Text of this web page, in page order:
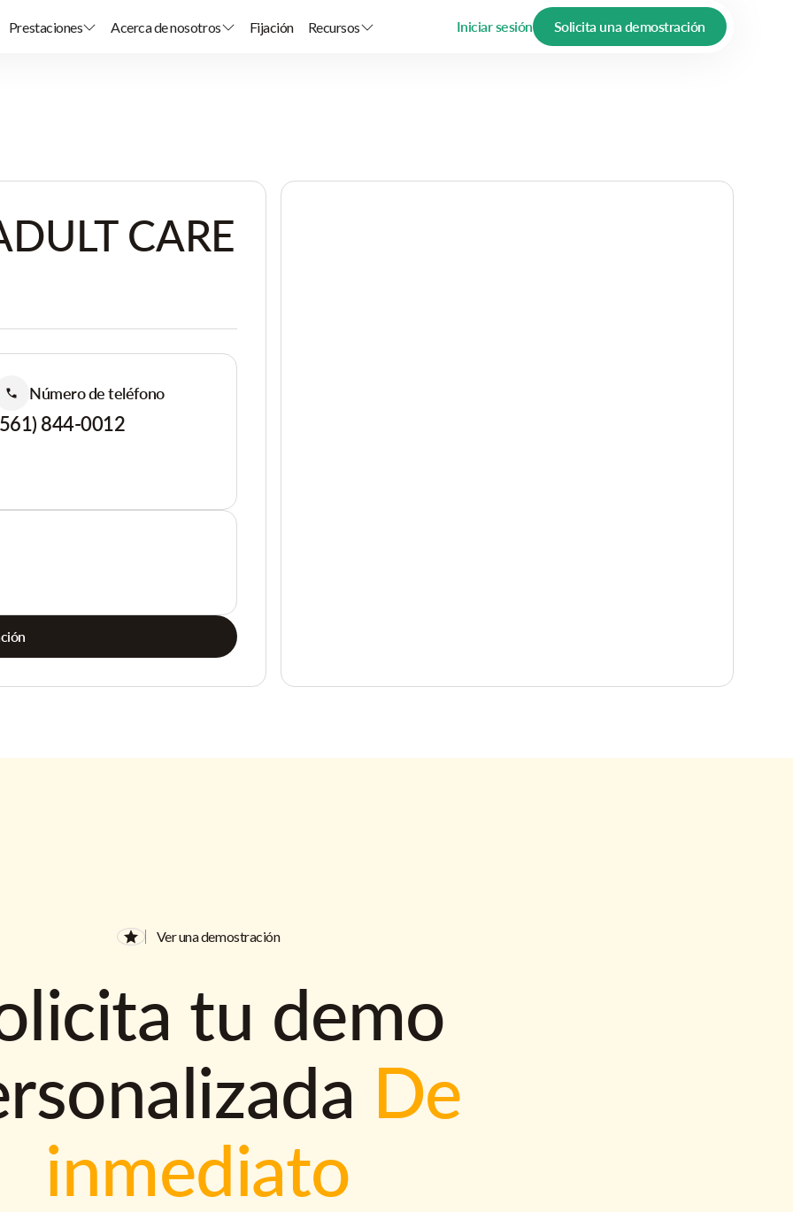
Prestaciones Acerca de nosotros Fijación Recursos Iniciar sesión Solicita una demostración
CARE
Número de teléfono
844-0012
Ver una demostración
tu demo
De
inmediato